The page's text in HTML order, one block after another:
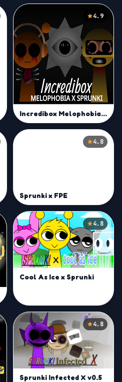
4.9
Incredibox Melophobia X Sprunki
4.8
Sprunki x FPE
4.8
4.8